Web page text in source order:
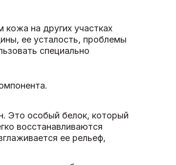
кожа на других участках
ее усталость, проблемы
специально
Это особый белок, который
восстанавливаются
ее рельеф,